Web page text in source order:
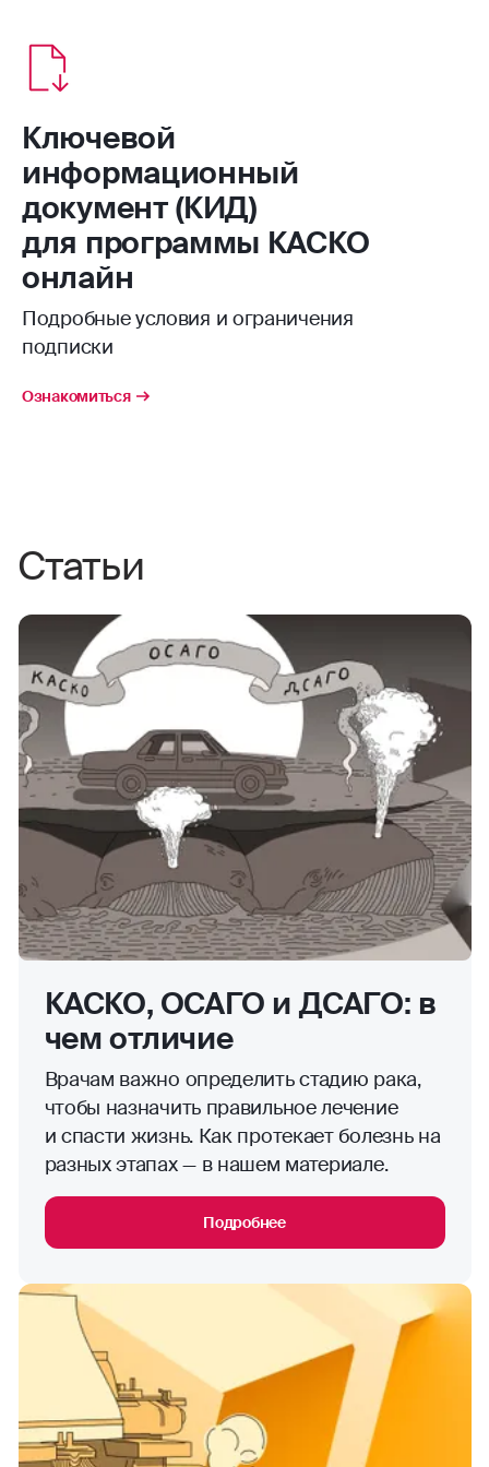
Ключевой
информационный
документ (КИД)
для программы КАСКО
онлайн
Подробные условия и ограничения
подписки
Ознакомиться
Статьи
КАСКО, ОСАГО и ДСАГО: в
чем отличие
Врачам важно определить стадию рака,
чтобы назначить правильное лечение
и спасти жизнь. Как протекает болезнь на
разных этапах — в нашем материале.
Подробнее